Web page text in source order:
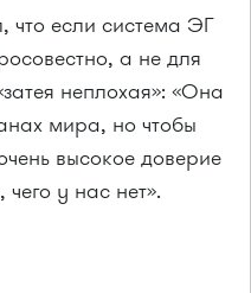
что если система ЭГ
а не для
неплохая»: «Она
мира, но чтобы
высокое доверие
у нас нет».